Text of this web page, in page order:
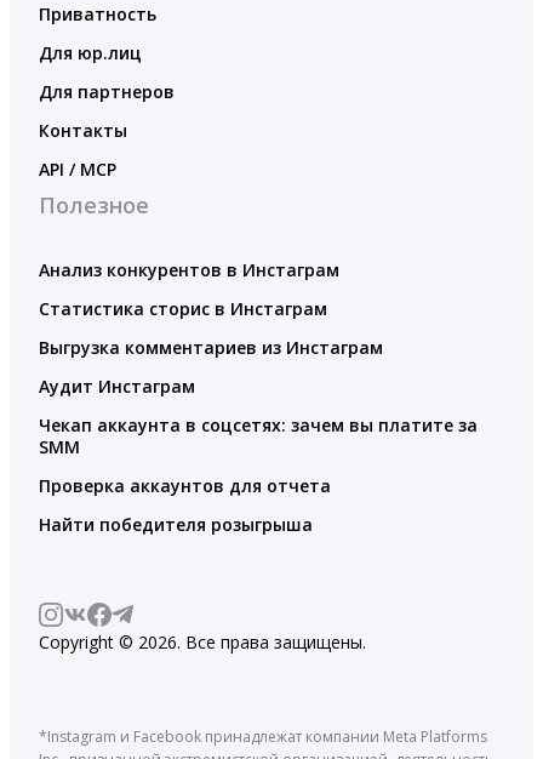
Приватность
Для юр.лиц
Для партнеров
Контакты
API / MCP
Полезное
Анализ конкурентов в Инстаграм
Статистика сторис в Инстаграм
Выгрузка комментариев из Инстаграм
Аудит Инстаграм
Чекап аккаунта в соцсетях: зачем вы платите за
SMM
Проверка аккаунтов для отчета
Найти победителя розыгрыша
Copyright © 2026. Все права защищены.
*Instagram и Facebook принадлежат компании Meta Platforms